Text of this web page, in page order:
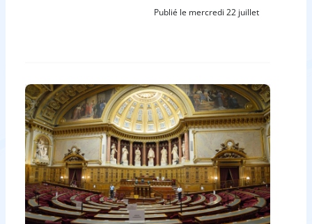
Publié le mercredi 22 juillet